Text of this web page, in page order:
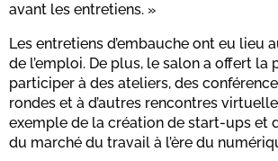
avant les entretiens. »
Les entretiens d’embauche ont eu lieu
de l’emploi. De plus, le salon a offert la
participer à des ateliers, des
rondes et à d’autres rencontres
exemple de la création de start-ups et
du marché du travail à l’ère du